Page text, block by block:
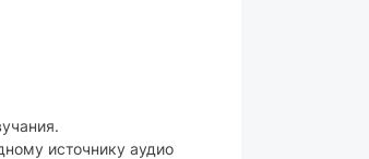
производителем
источнику аудио